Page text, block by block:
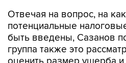
Отвечая на вопрос, на
потенциальные
быть введены, Сазанов
группа также это